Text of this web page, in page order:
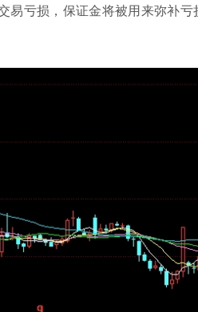
易亏损，保证金将被用来弥补